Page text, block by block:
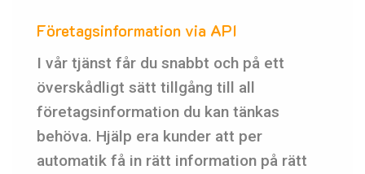
Företagsinformation via API
I vår tjänst får du snabbt och på ett
överskådligt sätt tillgång till all
företagsinformation du kan tänkas
behöva. Hjälp era kunder att per
automatik få in rätt information på rätt